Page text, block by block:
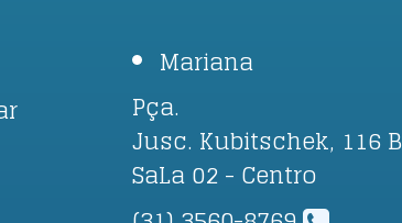
Mariana
Pça.
Jusc. Kubitschek, 116 B
SaLa 02 - Centro